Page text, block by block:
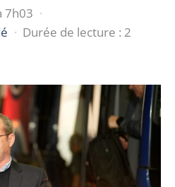
7h03 ·
· Durée de lecture : 2